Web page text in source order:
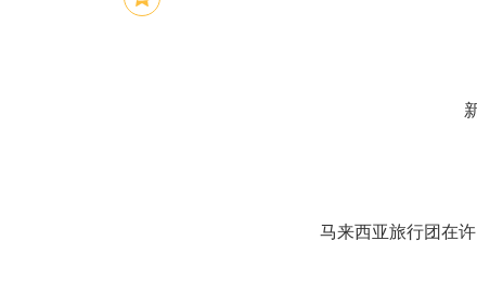
马来西亚旅行团在